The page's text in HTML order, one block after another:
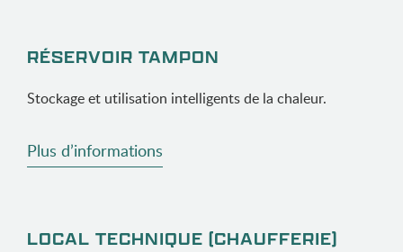
RÉSERVOIR TAMPON
Stockage et utilisation intelligents de la chaleur.
Plus d’informations
LOCAL TECHNIQUE (CHAUFFERIE)